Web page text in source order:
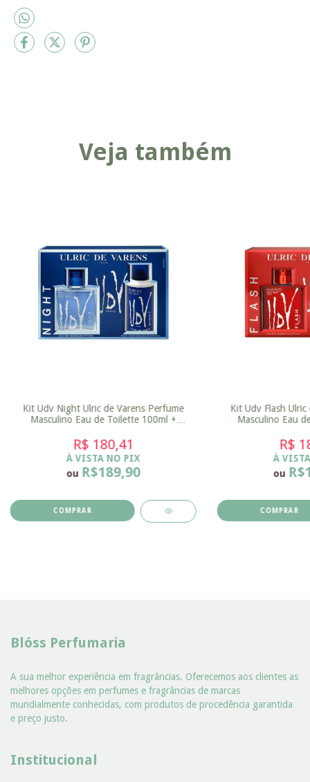
Veja também
Kit Udv Night Ulric de Varens Perfume
Masculino Eau de Toilette 100ml +
R$ 180,41
À VISTA NO PIX
ou R$189,90
Kit Udv Flash
Masculino Eau
R$
À
ou
Blóss Perfumaria
A sua melhor experiência em fragrâncias. Oferecemos aos clientes as
melhores opções em perfumes e fragrâncias de marcas
mundialmente conhecidas, com produtos de procedência garantida
e preço justo.
Institucional